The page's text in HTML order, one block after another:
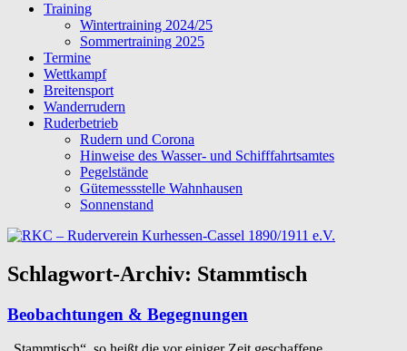
Training
Wintertraining 2024/25
Sommertraining 2025
Termine
Wettkampf
Breitensport
Wanderrudern
Ruderbetrieb
Rudern und Corona
Hinweise des Wasser- und Schifffahrtsamtes
Pegelstände
Gütemessstelle Wahnhausen
Sonnenstand
Schlagwort-Archiv: Stammtisch
Beobachtungen & Begegnungen